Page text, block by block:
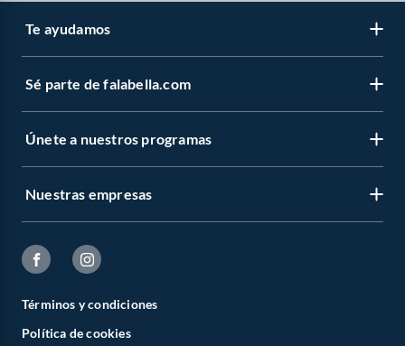
Te ayudamos
Sé parte de falabella.com
Únete a nuestros programas
Nuestras empresas
Términos y condiciones
Política de cookies